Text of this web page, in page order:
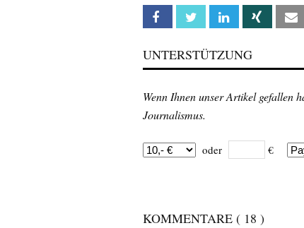
Facebook Twitter Linkedin Xing
UNTERSTÜTZUNG
Wenn Ihnen unser Artikel gefallen
Journalismus.
oder €
KOMMENTARE ( 18 )